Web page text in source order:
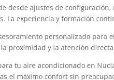
desde ajustes de
La experiencia y formación
personalizado
proximidad y la atención
tu aire acondicionado en
el máximo confort sin